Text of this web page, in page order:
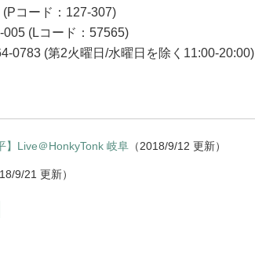
コード：127-307)
005 (Lコード：57565)
0783 (第2火曜日/水曜日を除く11:00-20:00)
】Live＠HonkyTonk 岐阜 （2018/9/12 更新）
9/21 更新）